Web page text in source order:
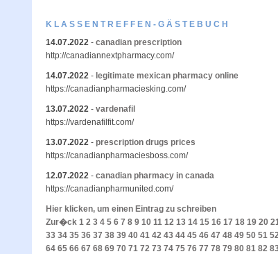
KLASSENTREFFEN-GÄSTEBUCH
14.07.2022 - canadian prescription
http://canadiannextpharmacy.com/
14.07.2022 - legitimate mexican pharmacy online
https://canadianpharmaciesking.com/
13.07.2022 - vardenafil
https://vardenafilfit.com/
13.07.2022 - prescription drugs prices
https://canadianpharmaciesboss.com/
12.07.2022 - canadian pharmacy in canada
https://canadianpharmunited.com/
Hier klicken, um einen Eintrag zu schreiben
Zur�ck 1 2 3 4 5 6 7 8 9 10 11 12 13 14 15 16 17 18 19 20
33 34 35 36 37 38 39 40 41 42 43 44 45 46 47 48 49 50 51
64 65 66 67 68 69 70 71 72 73 74 75 76 77 78 79 80 81 82